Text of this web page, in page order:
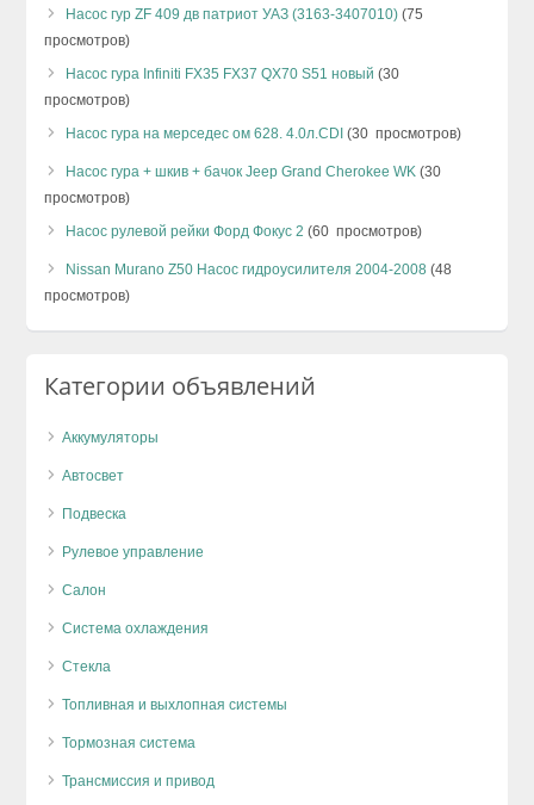
Насос гур ZF 409 дв патриот УАЗ (3163-3407010) (75
просмотров)
Насос гура Infiniti FX35 FX37 QX70 S51 новый (30
просмотров)
Насос гура на мерседес ом 628. 4.0л.CDI (30 просмотров)
Насос гура + шкив + бачок Jeep Grand Cherokee WK (30
просмотров)
Насос рулевой рейки Форд Фокус 2 (60 просмотров)
Nissan Murano Z50 Насос гидроусилителя 2004-2008 (48
просмотров)
Категории объявлений
Аккумуляторы
Автосвет
Подвеска
Рулевое управление
Салон
Система охлаждения
Стекла
Топливная и выхлопная системы
Тормозная система
Трансмиссия и привод